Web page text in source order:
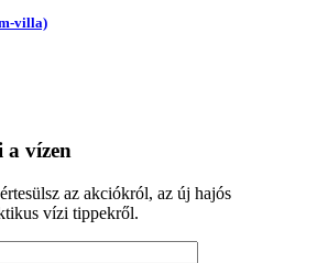
villa)
vízen
az akciókról, az új hajós
vízi tippekről.